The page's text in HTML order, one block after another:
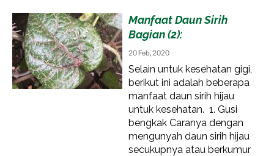
Manfaat Daun Sirih
Bagian (2):
20 Feb, 2020
Selain untuk kesehatan gigi,
berikut ini adalah beberapa
manfaat daun sirih hijau
untuk kesehatan. 1. Gusi
bengkak Caranya dengan
mengunyah daun sirih hijau
secukupnya atau berkumur